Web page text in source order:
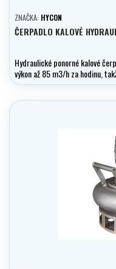
ZNAČKA: HYCON
ČERPADLO KALOVÉ
Hydraulické ponorné kalové
výkon až 85 m3/h za hodinu,
mimořádně výkonné.